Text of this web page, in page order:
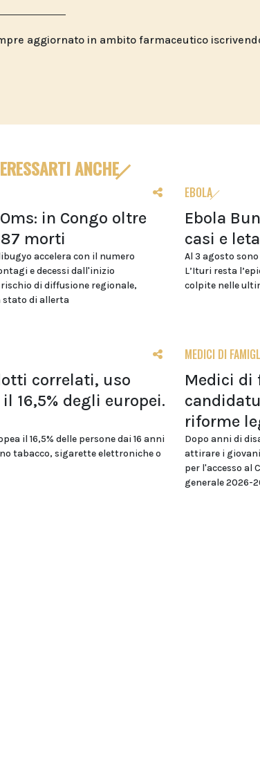
aggiornato in ambito farmaceutico
ANCHE
in Congo oltre
morti
accelera con il numero
e decessi dall'inizio
di diffusione regionale,
stato di allerta
EBOLA
Ebola
casi e
Al 3 agosto
L’Ituri resta
colpite nelle
correlati, uso
16,5% degli europei.
il 16,5% delle persone dai 16 anni
tabacco, sigarette elettroniche o
MEDICI DI
Medici di
riforme
Dopo anni di
attirare i
per l'accesso al
generale 2026-